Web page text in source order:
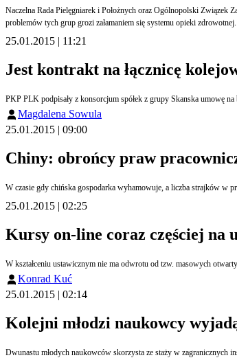
Naczelna Rada Pielęgniarek i Położnych oraz Ogólnopolski Związek Zawodowy Pielęgniarek i Położnych wystosowały list otwarty do Premier RP Ewy Kopacz, w którym przedstawiły żądania obu grup zawodowych wobec rządu. Organizacje ostrzegają, że dalsze bagatelizowanie
problemów tych grup grozi załamaniem się systemu opieki zdrowotnej.
25.01.2015 | 11:21
Jest kontrakt na łącznicę
PKP PLK podpisały z konsorcjum spółek z grupy Skanska umowę
Magdalena Sowula
25.01.2015 | 09:00
Chiny: obrońcy praw
W czasie gdy chińska gospodarka wyhamowuje, a liczba strajków w
25.01.2015 | 02:25
Kursy on-line coraz częściej na
W kształceniu ustawicznym nie ma odwrotu od tzw. masowych
Konrad Kuć
25.01.2015 | 02:14
Kolejni młodzi naukowcy
Dwunastu młodych naukowców skorzysta ze staży w zagranicznych